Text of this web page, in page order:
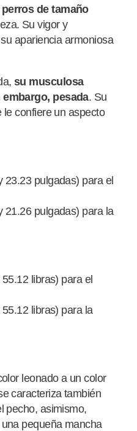
de tamaño
Su vigor y
apariencia armoniosa
su musculosa
pesada. Su
confiere un aspecto
23.23 pulgadas) para el
21.26 pulgadas) para la
libras) para el
libras) para la
leonado a un color
caracteriza también
pecho, asimismo,
pequeña mancha